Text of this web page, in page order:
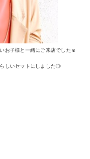
お子様と一緒にご来店でした☺︎
しいセットにしました◎